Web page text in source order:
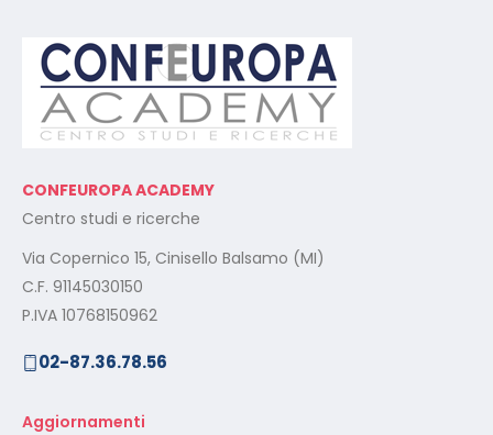
CONFEUROPA ACADEMY
Centro studi e ricerche
Via Copernico 15, Cinisello Balsamo (MI)
C.F. 91145030150
P.IVA 10768150962
02-87.36.78.56
Aggiornamenti